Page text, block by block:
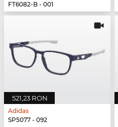
FT6082-B - 001
521,23 RON
Adidas
SP5077 - 092